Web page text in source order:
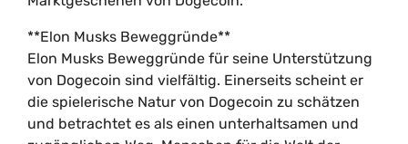
**Elon Musks Beweggründe**
Elon Musks Beweggründe für seine Unterstützung
von Dogecoin sind vielfältig. Einerseits scheint er
die spielerische Natur von Dogecoin zu schätzen
und betrachtet es als einen unterhaltsamen und